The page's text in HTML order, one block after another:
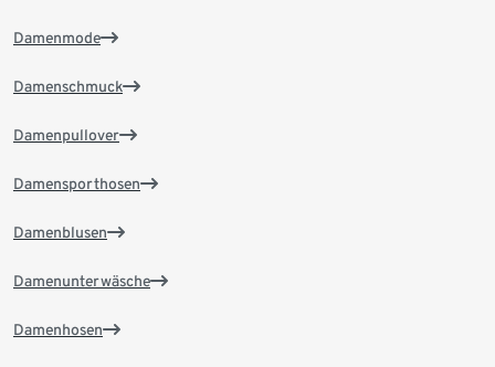
Damenmode
Damenschmuck
Damenpullover
Damensporthosen
Damenblusen
Damenunterwäsche
Damenhosen